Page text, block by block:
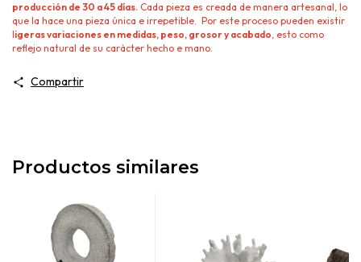
producción de 30 a 45 días. Cada pieza es creada de manera artesanal, lo
que la hace una pieza única e irrepetible. Por este proceso pueden existir
ligeras variaciones en medidas, peso, grosor y acabado, esto como
reflejo natural de su carácter hecho e mano.
Compartir
Productos similares